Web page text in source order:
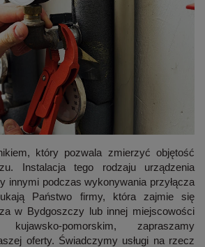
który pozwala zmierzyć objętość
Instalacja tego rodzaju urządzenia
innymi podczas wykonywania przyłącza
Państwo firmy, która zajmie się
w Bydgoszczy lub innej miejscowości
pomorskim, zapraszamy
oferty. Świadczymy usługi na rzecz